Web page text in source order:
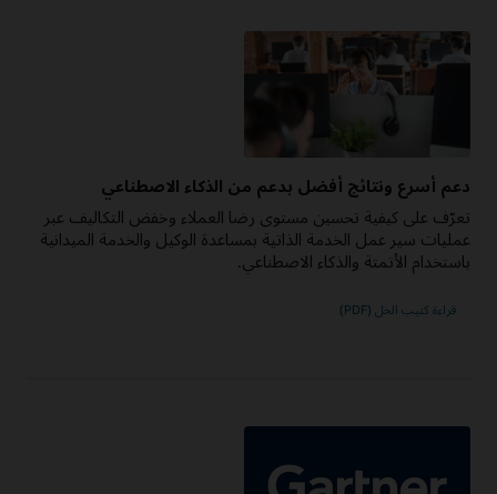
دعم أسرع ونتائج أفضل بدعم من الذكاء الاصطناعي
تعرّف على كيفية تحسين مستوى رضا العملاء وخفض التكاليف عبر
عمليات سير عمل الخدمة الذاتية بمساعدة الوكيل والخدمة الميدانية
باستخدام الأتمتة والذكاء الاصطناعي.
قراءة كتيب الحل (PDF)